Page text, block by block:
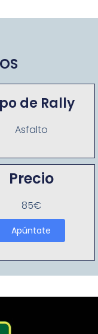
de Rally
Asfalto
Precio
85€
Apúntate